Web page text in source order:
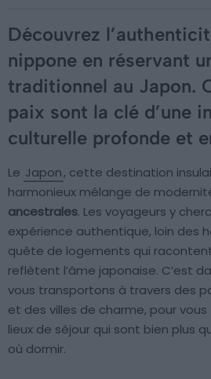
Découvrez
nippone en réservant
traditionnel au Japon.
paix sont la clé d’une
culturelle profonde et
Le Japon, cette destination
harmonieux mélange de
ancestrales. Les voyageurs y
expérience authentique, loin des
quête de logements qui
reflètent l’âme japonaise. C’est
vous transportons à travers des
et des villes de charme, pour
lieux de séjour qui sont bien plus
où dormir.